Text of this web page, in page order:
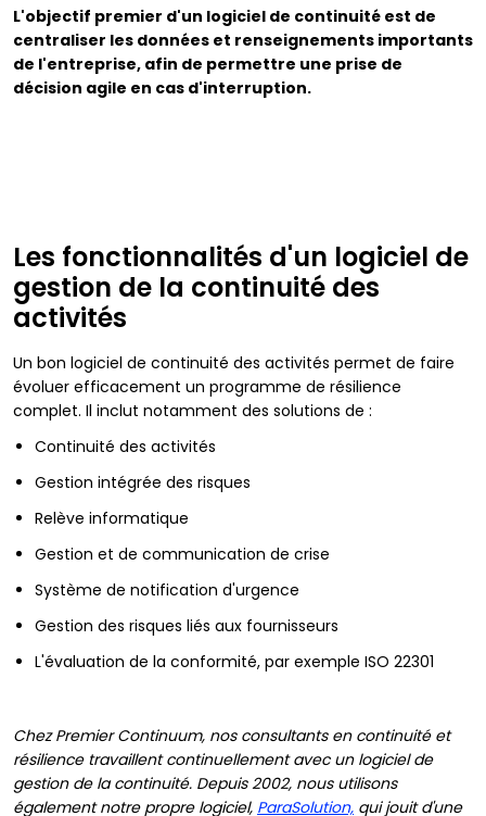
L'objectif premier d'un logiciel de continuité est de
centraliser les données et renseignements importants
de l'entreprise, afin de permettre une prise de
décision agile en cas d'interruption.
Les fonctionnalités d'un logiciel de
gestion de la continuité des
activités
Un bon logiciel de continuité des activités permet de faire
évoluer efficacement un programme de résilience
complet. Il inclut notamment des solutions de :
Continuité des activités
Gestion intégrée des risques
Relève informatique
Gestion et de communication de crise
Système de notification d'urgence
Gestion des risques liés aux fournisseurs
L'évaluation de la conformité, par exemple ISO 22301
Chez Premier Continuum, nos consultants en continuité et
résilience travaillent continuellement avec un logiciel de
gestion de la continuité. Depuis 2002, nous utilisons
également notre propre logiciel, ParaSolution, qui jouit d'une